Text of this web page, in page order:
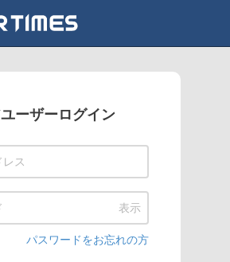
ーザーログイン
表示
パスワードをお忘れの方